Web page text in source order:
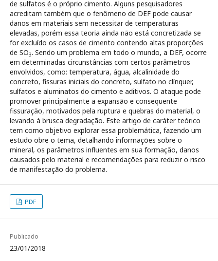
de sulfatos é o próprio cimento. Alguns pesquisadores
acreditam também que o fenômeno de DEF pode causar
danos em materiais sem necessitar de temperaturas
elevadas, porém essa teoria ainda não está concretizada se
for excluído os casos de cimento contendo altas proporções
de SO3. Sendo um problema em todo o mundo, a DEF, ocorre
em determinadas circunstâncias com certos parâmetros
envolvidos, como: temperatura, água, alcalinidade do
concreto, fissuras iniciais do concreto, sulfato no clínquer,
sulfatos e aluminatos do cimento e aditivos. O ataque pode
promover principalmente a expansão e consequente
fissuração, motivados pela ruptura e quebras do material, o
levando à brusca degradação. Este artigo de caráter teórico
tem como objetivo explorar essa problemática, fazendo um
estudo obre o tema, detalhando informações sobre o
mineral, os parâmetros influentes em sua formação, danos
causados pelo material e recomendações para reduzir o risco
de manifestação do problema.
PDF
Publicado
23/01/2018